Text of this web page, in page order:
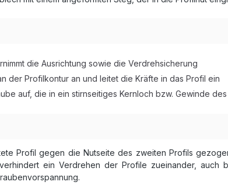
die Ausrichtung sowie die Verdrehsicherung
der Profilkontur an und leitet die Kräfte in das Profil ein
auf, die in ein stirnseitiges Kernloch bzw. Gewinde
Profil gegen die Nutseite des zweiten Profils
ein Verdrehen der Profile zueinander, auch